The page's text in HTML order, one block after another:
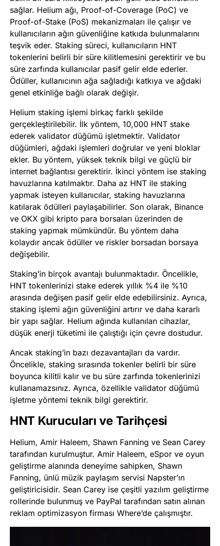
sağlar. Helium ağı, Proof-of-Coverage (PoC) ve
Proof-of-Stake (PoS) mekanizmaları ile çalışır ve
kullanıcıların ağın güvenliğine katkıda bulunmalarını
teşvik eder. Staking süreci, kullanıcıların HNT
tokenlerini belirli bir süre kilitlemesini gerektirir ve bu
süre zarfında kullanıcılar pasif gelir elde ederler.
Ödüller, kullanıcının ağa sağladığı katkıya ve ağdaki
genel etkinliğe bağlı olarak değişir.
Helium staking işlemi birkaç farklı şekilde
gerçekleştirilebilir. İlk yöntem, 10,000 HNT stake
ederek validator düğümü işletmektir. Validator
düğümleri, ağdaki işlemleri doğrular ve yeni bloklar
ekler. Bu yöntem, yüksek teknik bilgi ve güçlü bir
internet bağlantısı gerektirir. İkinci yöntem ise staking
havuzlarına katılmaktır. Daha az HNT ile staking
yapmak isteyen kullanıcılar, staking havuzlarına
katılarak ödülleri paylaşabilirler. Son olarak, Binance
ve OKX gibi kripto para borsaları üzerinden de
staking yapmak mümkündür. Bu yöntem daha
kolaydır ancak ödüller ve riskler borsadan borsaya
değişebilir​​.
Staking’in birçok avantajı bulunmaktadır. Öncelikle,
HNT tokenlerinizi stake ederek yıllık %4 ile %10
arasında değişen pasif gelir elde edebilirsiniz. Ayrıca,
staking işlemi ağın güvenliğini artırır ve daha kararlı
bir yapı sağlar. Helium ağında kullanılan cihazlar,
düşük enerji tüketimi ile çalıştığı için çevre dostudur​​.
Ancak staking’in bazı dezavantajları da vardır.
Öncelikle, staking sırasında tokenler belirli bir süre
boyunca kilitli kalır ve bu süre zarfında tokenlerinizi
kullanamazsınız. Ayrıca, özellikle validator düğümü
işletme yöntemi teknik bilgi gerektirir.
HNT Kurucuları ve Tarihçesi
Helium, Amir Haleem, Shawn Fanning ve Sean Carey
tarafından kurulmuştur. Amir Haleem, eSpor ve oyun
geliştirme alanında deneyime sahipken, Shawn
Fanning, ünlü müzik paylaşım servisi Napster’ın
geliştiricisidir. Sean Carey ise çeşitli yazılım geliştirme
rollerinde bulunmuş ve PayPal tarafından satın alınan
reklam optimizasyon firması Where’de çalışmıştır​​.